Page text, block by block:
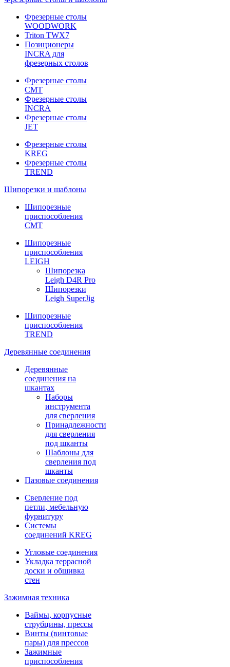
Фрезерные столы
WOODWORK
Triton TWX7
Позиционеры
INCRA для
фрезерных столов
Фрезерные столы
CMT
Фрезерные столы
INCRA
Фрезерные столы
JET
Фрезерные столы
KREG
Фрезерные столы
TREND
Шипорезки и шаблоны
Шипорезные
приспособления
CMT
Шипорезные
приспособления
LEIGH
Шипорезка
Leigh D4R Pro
Шипорезки
Leigh SuperJig
Шипорезные
приспособления
TREND
Деревянные соединения
Деревянные
соединения на
шкантах
Наборы
инструмента
для сверления
Принадлежности
для сверления
под шканты
Шаблоны для
сверления под
шканты
Пазовые соединения
Сверление под
петли, мебельную
фурнитуру
Системы
соединений KREG
Угловые соединения
Укладка террасной
доски и обшивка
стен
Зажимная техника
Ваймы, корпусные
струбцины, прессы
Винты (винтовые
пары) для прессов
Зажимные
приспособления